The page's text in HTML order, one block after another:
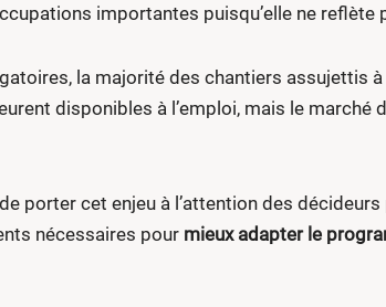
importantes puisqu’elle ne
la majorité des chantiers assujettis
disponibles à l’emploi, mais le
porter cet enjeu à l’attention des
nécessaires pour mieux adapter le